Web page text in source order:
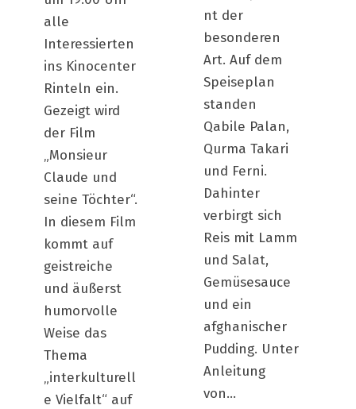
alle
Interessierten
ins Kinocenter
Rinteln ein.
Gezeigt wird
der Film
„Monsieur
Claude und
seine Töchter“.
In diesem Film
kommt auf
geistreiche
und äußerst
humorvolle
Weise das
Thema
„interkulturell
e Vielfalt“ auf
nt der
besonderen
Art. Auf dem
Speiseplan
standen
Qabile Palan,
Qurma Takari
und Ferni.
Dahinter
verbirgt sich
Reis mit Lamm
und Salat,
Gemüsesauce
und ein
afghanischer
Pudding. Unter
Anleitung
von...